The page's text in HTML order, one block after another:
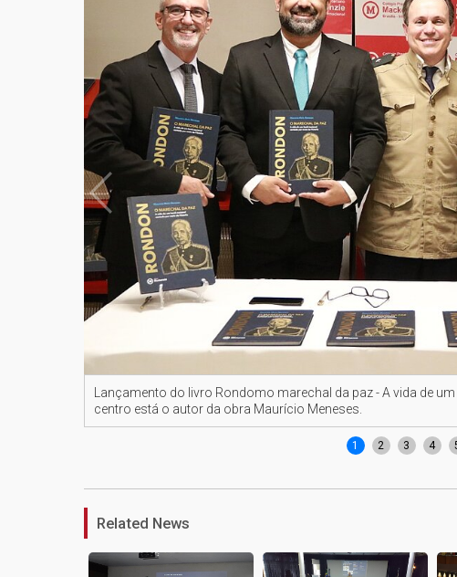
Lançamento do livro Rondomo marechal da paz - A vida de
centro está o autor da obra Maurício Meneses.
1 2 3 4
Related News